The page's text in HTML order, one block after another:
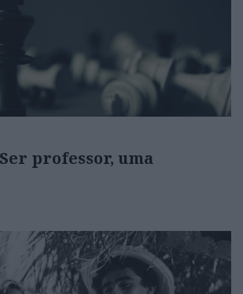
professor, uma